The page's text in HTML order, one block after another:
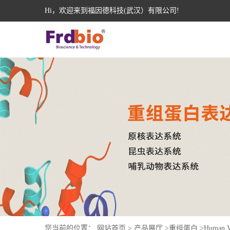
Hi，欢迎来到福因德科技(武汉）有限公司!
您当前的位置： 网站首页 > 产品展厅 >重组蛋白 >Human